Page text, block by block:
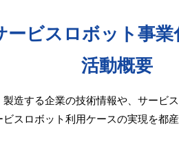
ービスロボット事業
活動概要
造する企業の技術情報や、サービ
スロボット利用ケースの実現を都産